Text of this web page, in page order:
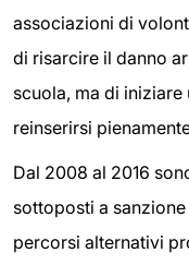
associazioni di
di risarcire il danno
scuola, ma di
reinserirsi
Dal 2008 al 2016
sottoposti a
percorsi alternativi